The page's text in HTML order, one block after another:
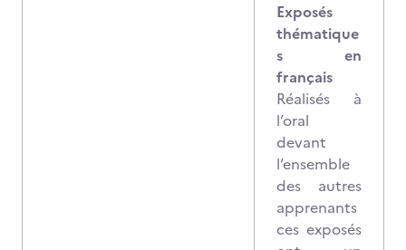
Exposés
thématique
s en
français
Réalisés à
l’oral
devant
l’ensemble
des autres
apprenants
ces exposés